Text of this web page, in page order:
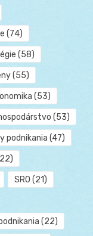
(74)
(58)
(55)
(53)
(53)
podnikania (47)
SRO (21)
(22)